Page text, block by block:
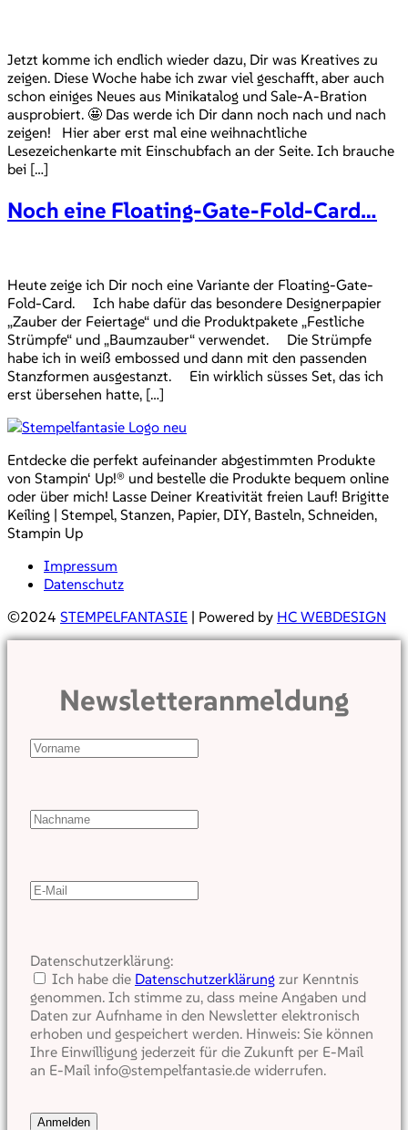
Jetzt komme ich endlich wieder dazu, Dir was Kreatives zu
zeigen. Diese Woche habe ich zwar viel geschafft, aber auch
schon einiges Neues aus Minikatalog und Sale-A-Bration
ausprobiert. 🤩 Das werde ich Dir dann noch nach und nach
zeigen! Hier aber erst mal eine weihnachtliche
Lesezeichenkarte mit Einschubfach an der Seite. Ich brauche
bei […]
Noch eine Floating-Gate-Fold-Card…
Heute zeige ich Dir noch eine Variante der Floating-Gate-
Fold-Card. Ich habe dafür das besondere Designerpapier
„Zauber der Feiertage“ und die Produktpakete „Festliche
Strümpfe“ und „Baumzauber“ verwendet. Die Strümpfe
habe ich in weiß embossed und dann mit den passenden
Stanzformen ausgestanzt. Ein wirklich süsses Set, das ich
erst übersehen hatte, […]
Entdecke die perfekt aufeinander abgestimmten Produkte
von Stampin‘ Up!® und bestelle die Produkte bequem online
oder über mich! Lasse Deiner Kreativität freien Lauf! Brigitte
Keiling | Stempel, Stanzen, Papier, DIY, Basteln, Schneiden,
Stampin Up
Impressum
Datenschutz
©2024 STEMPELFANTASIE | Powered by HC WEBDESIGN
Newsletteranmeldung
Datenschutzerklärung:
Ich habe die Datenschutzerklärung zur Kenntnis
genommen. Ich stimme zu, dass meine Angaben und
Daten zur Aufnhame in den Newsletter elektronisch
erhoben und gespeichert werden. Hinweis: Sie können
Ihre Einwilligung jederzeit für die Zukunft per E-Mail
an E-Mail info@stempelfantasie.de widerrufen.